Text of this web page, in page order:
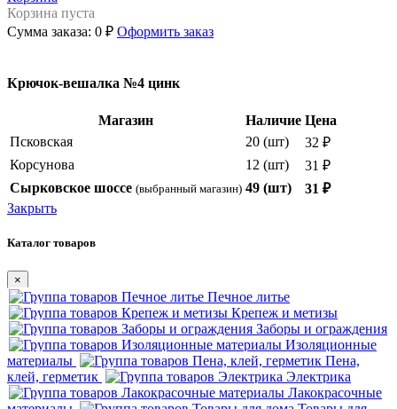
Корзина пуста
Сумма заказа: 0 ₽ Оформить заказ
Крючок-вешалка №4 цинк
Магазин Наличие Цена
Псковская
20 (шт)
32 ₽
Корсунова
12 (шт)
31 ₽
Сырковское шоссе (выбранный магазин) 49 (шт)
31 ₽
Закрыть
Каталог товаров
×
Печное литье
Крепеж и метизы
Заборы и ограждения
Изоляционные
материалы
Пена,
клей, герметик
Электрика
Лакокрасочные